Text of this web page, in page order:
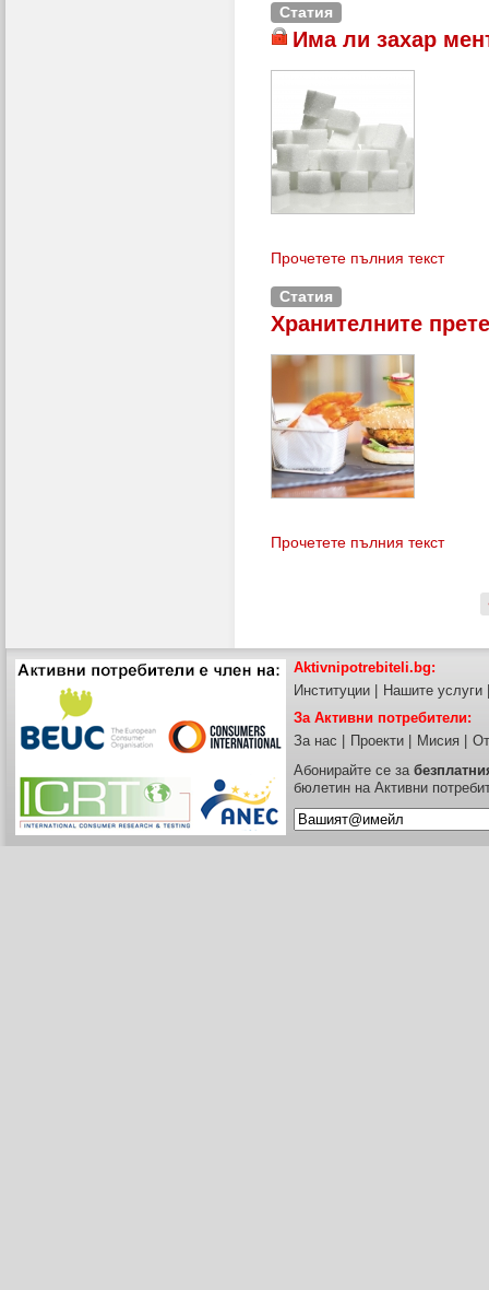
Статия
Има ли захар
Прочетете пълния текст
Статия
Хранителните
Прочетете пълния текст
Aktivnipotrebiteli.bg:
Институции
Нашите услуги
За Активни потребители:
За нас
Проекти Мисия
Абонирайте се за
бюлетин на Активни